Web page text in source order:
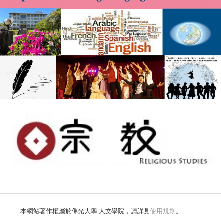
本網站著作權屬於佛光大學 人文學院，請詳見 使用規則 。